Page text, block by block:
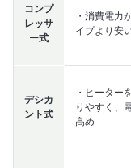
コンプ
レッサ
ー式
・消費電力
イプより安
デシカ
ント式
・ヒーター
りやすく、
高め